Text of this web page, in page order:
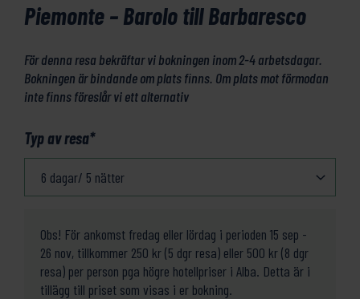
Piemonte – Barolo till Barbaresco
För denna resa bekräftar vi bokningen inom 2-4 arbetsdagar.
Bokningen är bindande om plats finns. Om plats mot förmodan
inte finns föreslår vi ett alternativ
Typ av resa*
Obs! För ankomst fredag eller lördag i perioden 15 sep -
26 nov, tillkommer 250 kr (5 dgr resa) eller 500 kr (8 dgr
resa) per person pga högre hotellpriser i Alba. Detta är i
tillägg till priset som visas i er bokning.